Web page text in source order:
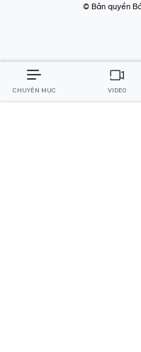
© Bản quyền
CHUYÊN MỤC VIDEO